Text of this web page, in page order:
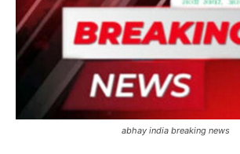
abhay india breaking news